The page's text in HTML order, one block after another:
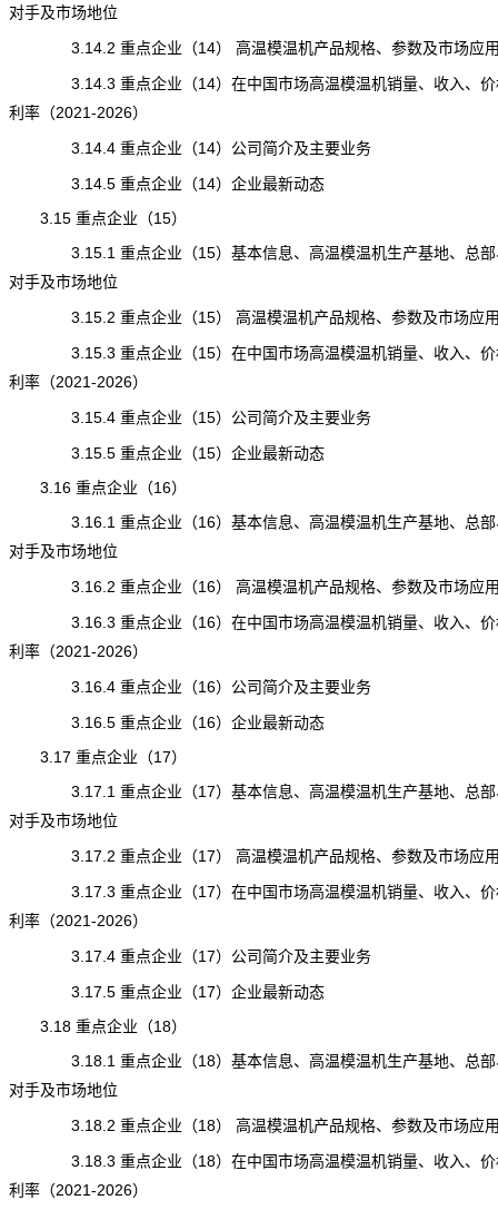
对手及市场地位
3.14.2 重点企业（14） 高温模温机产品规格、参数及市场应
3.14.3 重点企业（14）在中国市场高温模温机销量、收入、价
利率（2021-2026）
3.14.4 重点企业（14）公司简介及主要业务
3.14.5 重点企业（14）企业最新动态
3.15 重点企业（15）
3.15.1 重点企业（15）基本信息、高温模温机生产基地、总部
对手及市场地位
3.15.2 重点企业（15） 高温模温机产品规格、参数及市场应
3.15.3 重点企业（15）在中国市场高温模温机销量、收入、价
利率（2021-2026）
3.15.4 重点企业（15）公司简介及主要业务
3.15.5 重点企业（15）企业最新动态
3.16 重点企业（16）
3.16.1 重点企业（16）基本信息、高温模温机生产基地、总部
对手及市场地位
3.16.2 重点企业（16） 高温模温机产品规格、参数及市场应
3.16.3 重点企业（16）在中国市场高温模温机销量、收入、价
利率（2021-2026）
3.16.4 重点企业（16）公司简介及主要业务
3.16.5 重点企业（16）企业最新动态
3.17 重点企业（17）
3.17.1 重点企业（17）基本信息、高温模温机生产基地、总部
对手及市场地位
3.17.2 重点企业（17） 高温模温机产品规格、参数及市场应
3.17.3 重点企业（17）在中国市场高温模温机销量、收入、价
利率（2021-2026）
3.17.4 重点企业（17）公司简介及主要业务
3.17.5 重点企业（17）企业最新动态
3.18 重点企业（18）
3.18.1 重点企业（18）基本信息、高温模温机生产基地、总部
对手及市场地位
3.18.2 重点企业（18） 高温模温机产品规格、参数及市场应
3.18.3 重点企业（18）在中国市场高温模温机销量、收入、价
利率（2021-2026）